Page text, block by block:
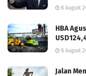
8 August
HBA
8 August
Jalan